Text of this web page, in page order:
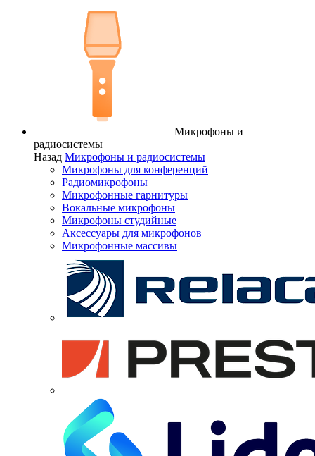
Микрофоны и
радиосистемы
Назад Микрофоны и радиосистемы
Микрофоны для конференций
Радиомикрофоны
Микрофонные гарнитуры
Вокальные микрофоны
Микрофоны студийные
Аксессуары для микрофонов
Микрофонные массивы